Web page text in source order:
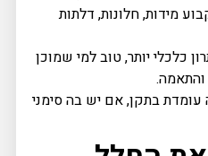
מידות, חלונות, דלתות
כלכלי יותר, טוב למי שמוכן
בתקן, אם יש בה סימני